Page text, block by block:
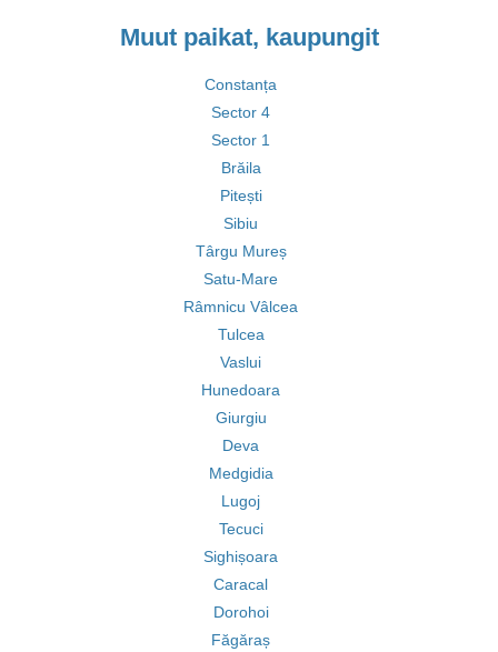
Muut paikat, kaupungit
Constanța
Sector 4
Sector 1
Brăila
Pitești
Sibiu
Târgu Mureș
Satu-Mare
Râmnicu Vâlcea
Tulcea
Vaslui
Hunedoara
Giurgiu
Deva
Medgidia
Lugoj
Tecuci
Sighișoara
Caracal
Dorohoi
Făgăraș